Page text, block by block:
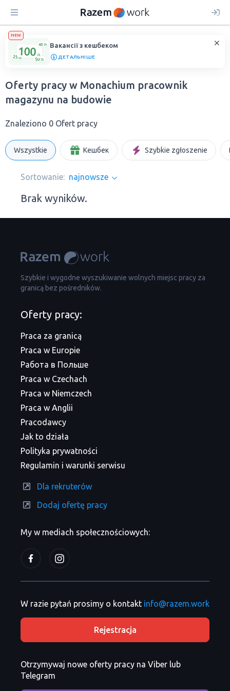
NEW
Вакансії з кешбеком
ДЕТАЛЬНІШЕ
Oferty pracy w Monachium рracownik
magazynu na budowie
Znaleziono 0 Ofert pracy
Wszystkie Кешбек Szybkie zgłoszenie
Sortowanie: najnowsze
Brak wyników.
Szybkie i wygodne wyszukiwanie wolnych miejsc pracy za
granicą bez pośredników.
My w mediach społecznościowych:
Oferty pracy:
Praca za granicą
Praca w Europie
Работа в Польше
Praca w Czechach
Praca w Niemczech
Praca w Anglii
Pracodawcy
Jak to działa
Polityka prywatności
Regulamin i warunki serwisu
Dla rekruterów
Dodaj ofertę pracy
W razie pytań prosimy o kontakt info@razem.work
Rejestracja
Otrzymywaj nowe oferty pracy na Viber lub
Telegram